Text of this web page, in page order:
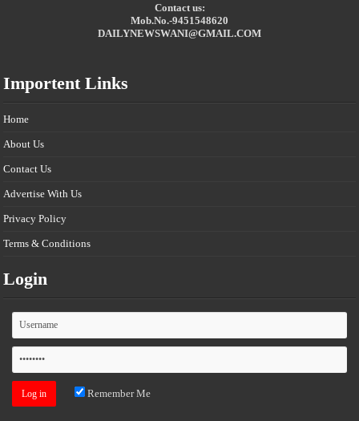
Contact us:
Mob.No.-9451548620
DAILYNEWSWANI@GMAIL.COM
Importent Links
Home
About Us
Contact Us
Advertise With Us
Privacy Policy
Terms & Conditions
Login
Remember Me